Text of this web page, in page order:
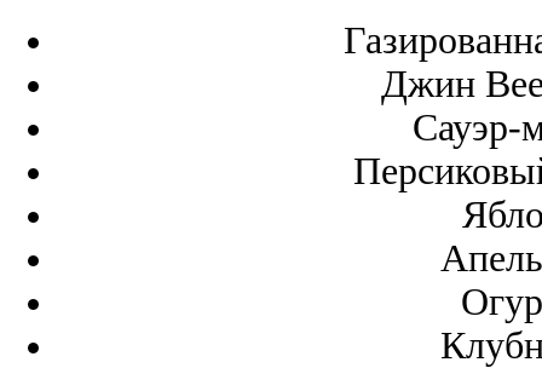
Джин
Сауэр-